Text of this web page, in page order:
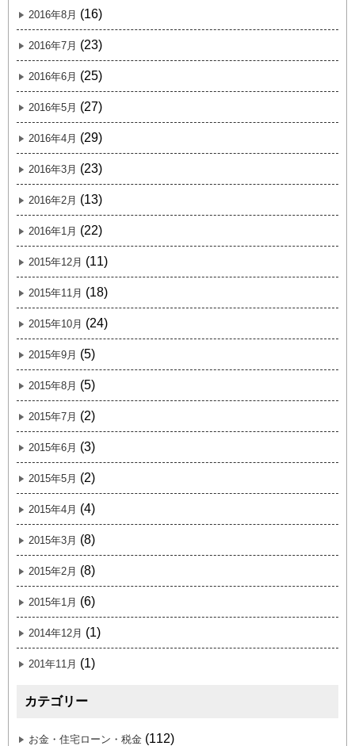
2016年8月 (16)
2016年7月 (23)
2016年6月 (25)
2016年5月 (27)
2016年4月 (29)
2016年3月 (23)
2016年2月 (13)
2016年1月 (22)
2015年12月 (11)
2015年11月 (18)
2015年10月 (24)
2015年9月 (5)
2015年8月 (5)
2015年7月 (2)
2015年6月 (3)
2015年5月 (2)
2015年4月 (4)
2015年3月 (8)
2015年2月 (8)
2015年1月 (6)
2014年12月 (1)
201年11月 (1)
カテゴリー
お金・住宅ローン・税金 (112)